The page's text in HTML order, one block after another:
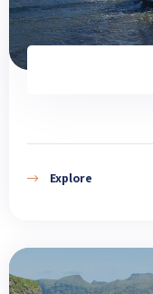
Explore